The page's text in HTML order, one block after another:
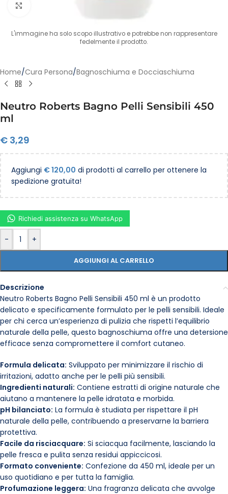
L'immagine ha solo scopo illustrativo e potrebbe non rappresentare
fedelmente il prodotto.
Home/Cura Persona/Bagnoschiuma e Docciaschiuma
Neutro Roberts Bagno Pelli Sensibili 450
ml
€ 3,29
Aggiungi €120,00 di prodotti al carrello per ottenere la
spedizione gratuita!
- +
AGGIUNGI AL CARRELLO
Richiedi assistenza su WhatsApp
Descrizione
Neutro Roberts Bagno Pelli Sensibili 450 ml è un prodotto
delicato e specificamente formulato per le pelli sensibili. Ideale
per chi cerca un’esperienza di pulizia che rispetti l’equilibrio
naturale della pelle, questo bagnoschiuma offre una detersione
efficace senza compromettere il comfort cutaneo.
Formula delicata: Sviluppato per minimizzare il rischio di
irritazioni, adatto anche per le pelli più sensibili.
Ingredienti naturali: Contiene estratti di origine naturale che
aiutano a mantenere la pelle idratata e morbida.
pH bilanciato: La formula è studiata per rispettare il pH
naturale della pelle, contribuendo a preservarne la barriera
protettiva.
Facile da risciacquare: Si sciacqua facilmente, lasciando la
pelle fresca e pulita senza residui appiccicosi.
Formato conveniente: Confezione da 450 ml, ideale per un
uso quotidiano e per tutta la famiglia.
Profumazione leggera: Una fragranza delicata che avvolge